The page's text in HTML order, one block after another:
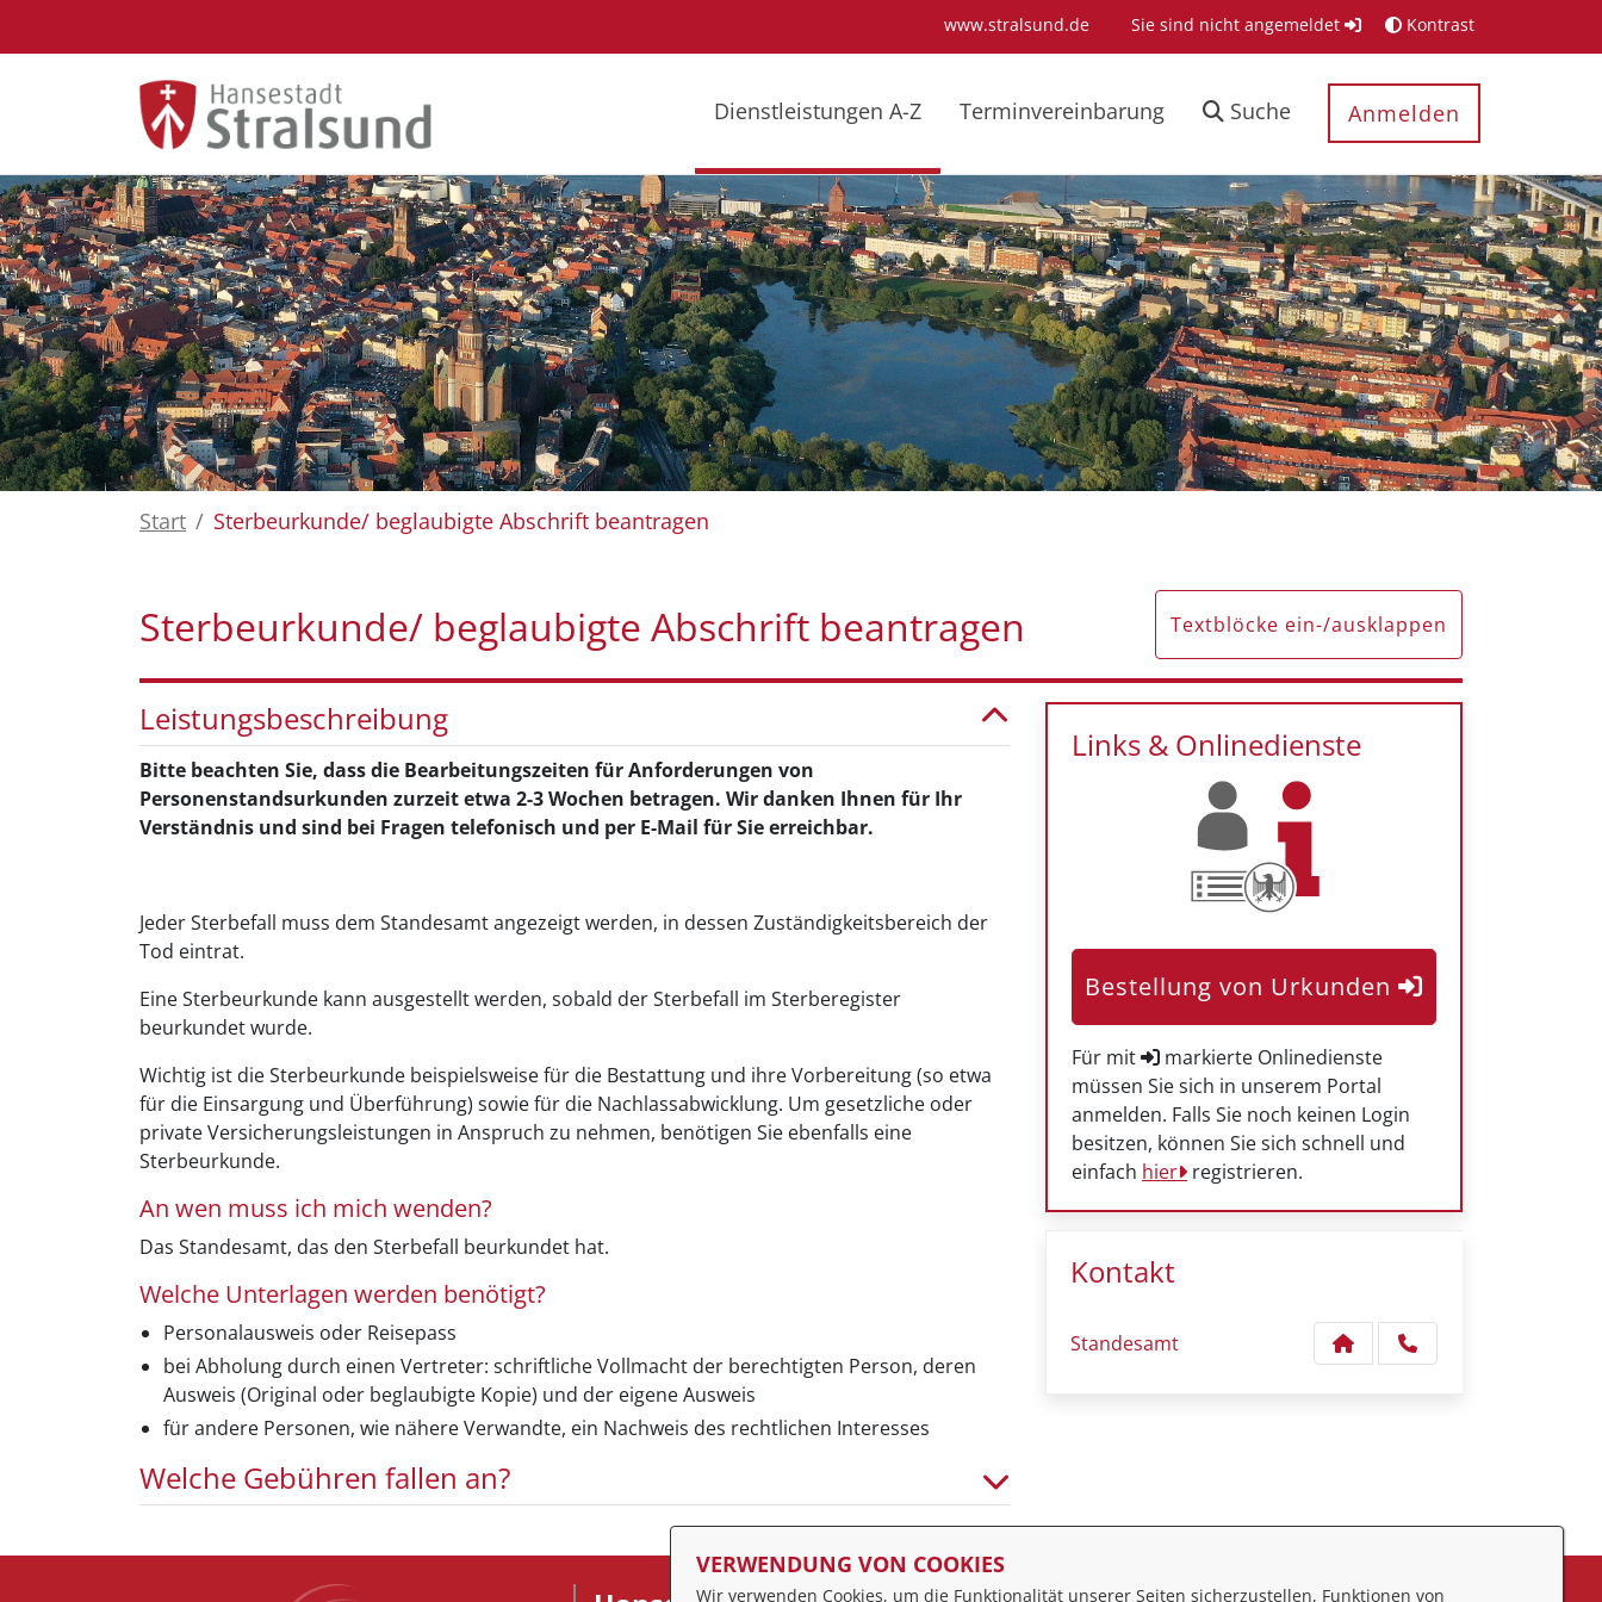
www.stralsund.de Sie sind nicht angemeldet Kontrast
Dienstleistungen A-Z Terminvereinbarung Suche Anmelden
Start Sterbeurkunde/ beglaubigte Abschrift beantragen
Sterbeurkunde/ beglaubigte Abschrift beantragen Textblöcke ein-/ausklappen
Leistungsbeschreibung
Bitte beachten Sie, dass die Bearbeitungszeiten für Anforderungen von
Personenstandsurkunden zurzeit etwa 2-3 Wochen betragen. Wir danken Ihnen für Ihr
Verständnis und sind bei Fragen telefonisch und per E-Mail für Sie erreichbar.
Jeder Sterbefall muss dem Standesamt angezeigt werden, in dessen Zuständigkeitsbereich der
Tod eintrat.
Eine Sterbeurkunde kann ausgestellt werden, sobald der Sterbefall im Sterberegister
beurkundet wurde.
Wichtig ist die Sterbeurkunde beispielsweise für die Bestattung und ihre Vorbereitung (so etwa
für die Einsargung und Überführung) sowie für die Nachlassabwicklung. Um gesetzliche oder
private Versicherungsleistungen in Anspruch zu nehmen, benötigen Sie ebenfalls eine
Sterbeurkunde.
An wen muss ich mich wenden?
Das Standesamt, das den Sterbefall beurkundet hat.
Welche Unterlagen werden benötigt?
Personalausweis oder Reisepass
bei Abholung durch einen Vertreter: schriftliche Vollmacht der berechtigten Person, deren
Ausweis (Original oder beglaubigte Kopie) und der eigene Ausweis
für andere Personen, wie nähere Verwandte, ein Nachweis des rechtlichen Interesses
Welche Gebühren fallen an?
Links & Onlinedienste
Bestellung von Urkunden
Für mit
markierte Onlinedienste
müssen Sie sich in unserem Portal
anmelden. Falls Sie noch keinen Login
besitzen, können Sie sich schnell und
einfach hier registrieren.
Kontakt
Standesamt
VERWENDUNG VON COOKIES
Wir verwenden Cookies, um die Funktionalität unserer Seiten sicherzustellen, Funktionen von